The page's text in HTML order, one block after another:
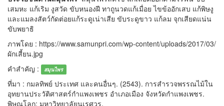
เสมหะ แก้เริม งูสวัด ขับหนองฝี ทาถูนวดแก้เมื่อย ไขข้ออักเสบ แก้พิษงู
และแมลงสัตว์กัดต่อยแก้ระดูเน่าเสีย ขับระดูขาว แก้ลม จุกเสียดแน่น
ขับพยาธิ
ภาพโดย : https://www.samunpri.com/wp-content/uploads/2017/03/
ผักเสี้ยน.jpg
คำสำคัญ :
สมุนไพร
ที่มา : กมลทิพย์ ประเทศ และคนอื่นๆ. (2543). การสำรวจพรรณไม้ใน
อุทยานประวัติศาสตร์กำแพงเพชร อำเภอเมือง จังหวัดกำแพงเพชร.
พิษณุโลก: มหาวิทยาลัยนเรศวร.